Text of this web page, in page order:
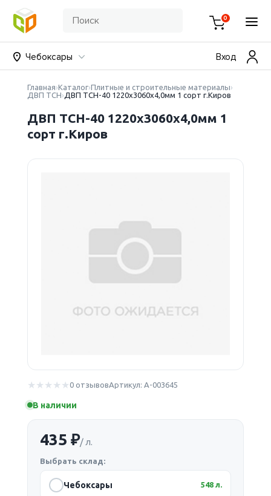
0
Чебоксары Вход
Главная Каталог Плитные и строительные материалы
ДВП ТСН ДВП ТСН-40 1220х3060х4,0мм 1 сорт г.Киров
ДВП ТСН-40 1220х3060х4,0мм 1
сорт г.Киров
0 отзывовАртикул: А-003645
В наличии
435 ₽/ л.
Выбрать склад:
Чебоксары 548 л.